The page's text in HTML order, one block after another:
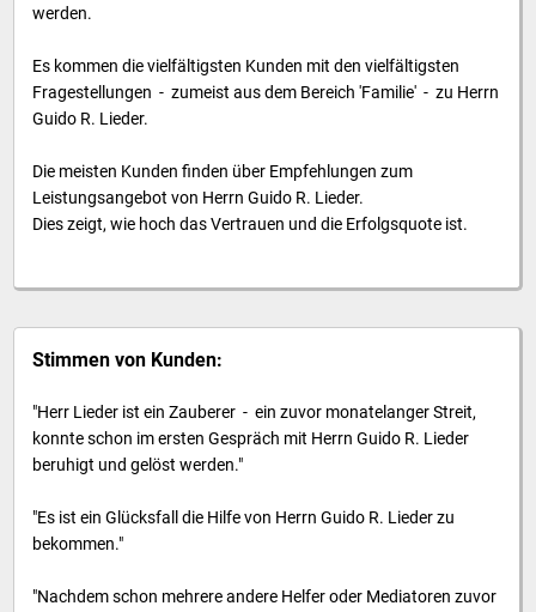
werden.
Es kommen die vielfältigsten Kunden mit den vielfältigsten
Fragestellungen - zumeist aus dem Bereich 'Familie' - zu Herrn
Guido R. Lieder.
Die meisten Kunden finden über Empfehlungen zum
Leistungsangebot von Herrn Guido R. Lieder.
Dies zeigt, wie hoch das Vertrauen und die Erfolgsquote ist.
Stimmen von Kunden:
"Herr Lieder ist ein Zauberer - ein zuvor monatelanger Streit,
konnte schon im ersten Gespräch mit Herrn Guido R. Lieder
beruhigt und gelöst werden."
"Es ist ein Glücksfall die Hilfe von Herrn Guido R. Lieder zu
bekommen."
"Nachdem schon mehrere andere Helfer oder Mediatoren zuvor